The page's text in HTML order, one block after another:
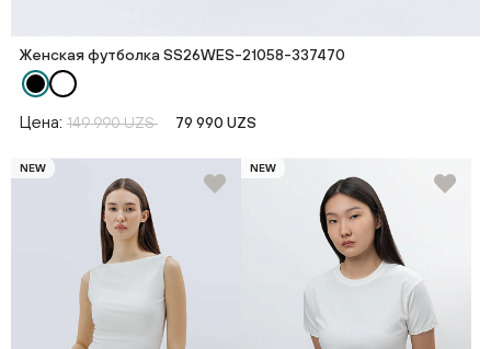
Женская футболка SS26WES-21058-337470
Цена: 149 990 UZS 79 990 UZS
NEW NEW